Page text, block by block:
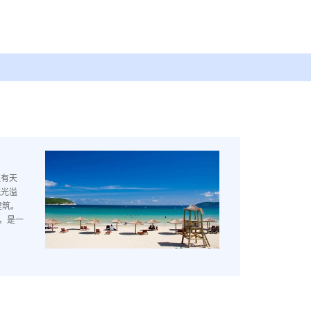
天
溢
。
是一